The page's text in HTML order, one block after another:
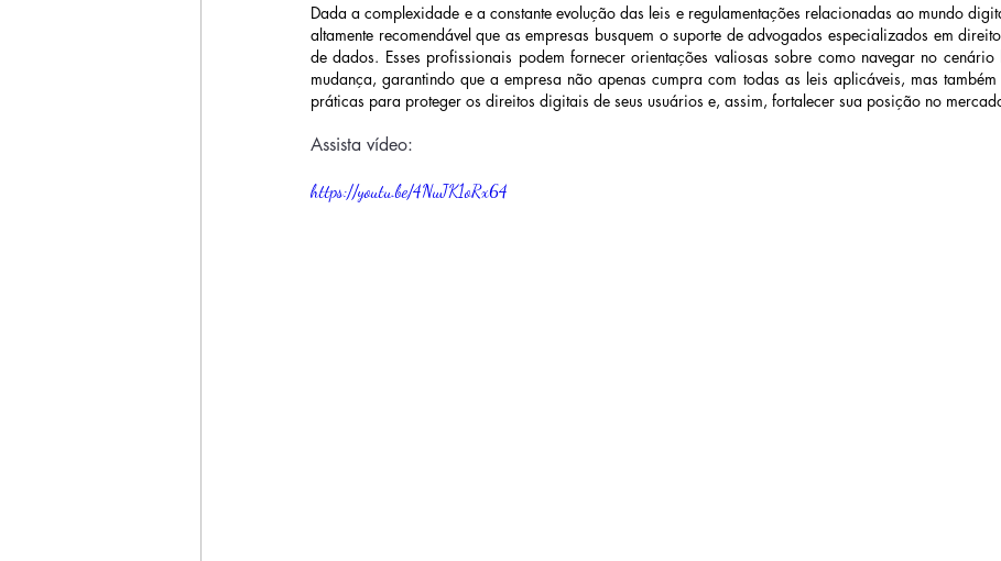
Dada a complexidade e a constante evolução das leis e regulamentações relacionadas ao mundo
altamente recomendável que as empresas busquem o suporte de advogados especializados em
de dados. Esses profissionais podem fornecer orientações valiosas sobre como navegar no cenário
mudança, garantindo que a empresa não apenas cumpra com todas as leis aplicáveis, mas também
práticas para proteger os direitos digitais de seus usuários e, assim, fortalecer sua posição no
Assista vídeo:
https://youtu.be/4NuJK1oRx64